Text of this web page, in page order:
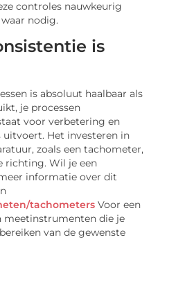
controles nauwkeurig
nodig.
is
is absoluut haalbaar als
je processen
voor verbetering en
Het investeren in
zoals een tachometer,
richting. Wil je een
informatie over dit
tachometers Voor een
meetinstrumenten die je
van de gewenste